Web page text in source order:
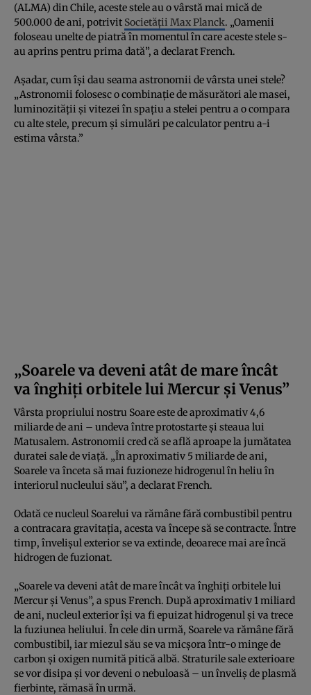
(ALMA) din Chile, aceste stele au o vârstă mai mică de
500.000 de ani, potrivit Societății Max Planck. „Oamenii
foloseau unelte de piatră în momentul în care aceste stele s-
au aprins pentru prima dată”, a declarat French.
Așadar, cum își dau seama astronomii de vârsta unei stele?
„Astronomii folosesc o combinație de măsurători ale masei,
luminozității și vitezei în spațiu a stelei pentru a o compara
cu alte stele, precum și simulări pe calculator pentru a-i
estima vârsta.”
„Soarele va deveni atât de mare încât
va înghiți orbitele lui Mercur și Venus”
Vârsta propriului nostru Soare este de aproximativ 4,6
miliarde de ani – undeva între protostarte și steaua lui
Matusalem. Astronomii cred că se află aproape la jumătatea
duratei sale de viață. „În aproximativ 5 miliarde de ani,
Soarele va înceta să mai fuzioneze hidrogenul în heliu în
interiorul nucleului său”, a declarat French.
Odată ce nucleul Soarelui va rămâne fără combustibil pentru
a contracara gravitația, acesta va începe să se contracte. Între
timp, învelișul exterior se va extinde, deoarece mai are încă
hidrogen de fuzionat.
„Soarele va deveni atât de mare încât va înghiți orbitele lui
Mercur și Venus”, a spus French. După aproximativ 1 miliard
de ani, nucleul exterior își va fi epuizat hidrogenul și va trece
la fuziunea heliului. În cele din urmă, Soarele va rămâne fără
combustibil, iar miezul său se va micșora într-o minge de
carbon și oxigen numită pitică albă. Straturile sale exterioare
se vor disipa și vor deveni o nebuloasă – un înveliș de plasmă
fierbinte, rămasă în urmă.